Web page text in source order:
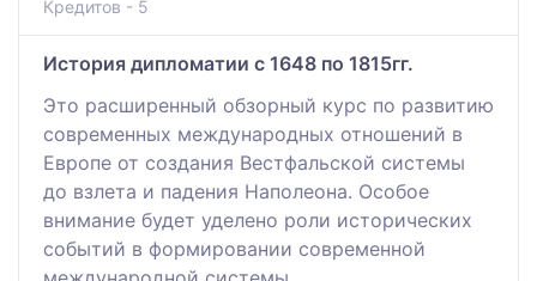
Кредитов - 5
История дипломатии с 1648 по 1815гг.
Это расширенный обзорный курс по развитию
современных международных отношений в
Европе от создания Вестфальской системы
до взлета и падения Наполеона. Особое
внимание будет уделено роли исторических
событий в формировании современной